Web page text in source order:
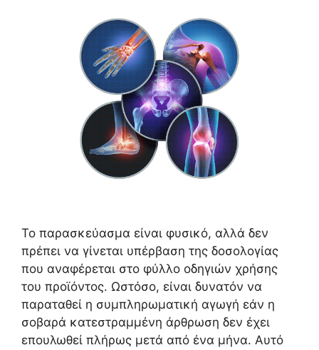
Το παρασκεύασμα είναι φυσικό, αλλά δεν
πρέπει να γίνεται υπέρβαση της δοσολογίας
που αναφέρεται στο φύλλο οδηγιών χρήσης
του προϊόντος. Ωστόσο, είναι δυνατόν να
παραταθεί η συμπληρωματική αγωγή εάν η
σοβαρά κατεστραμμένη άρθρωση δεν έχει
επουλωθεί πλήρως μετά από ένα μήνα. Αυτό